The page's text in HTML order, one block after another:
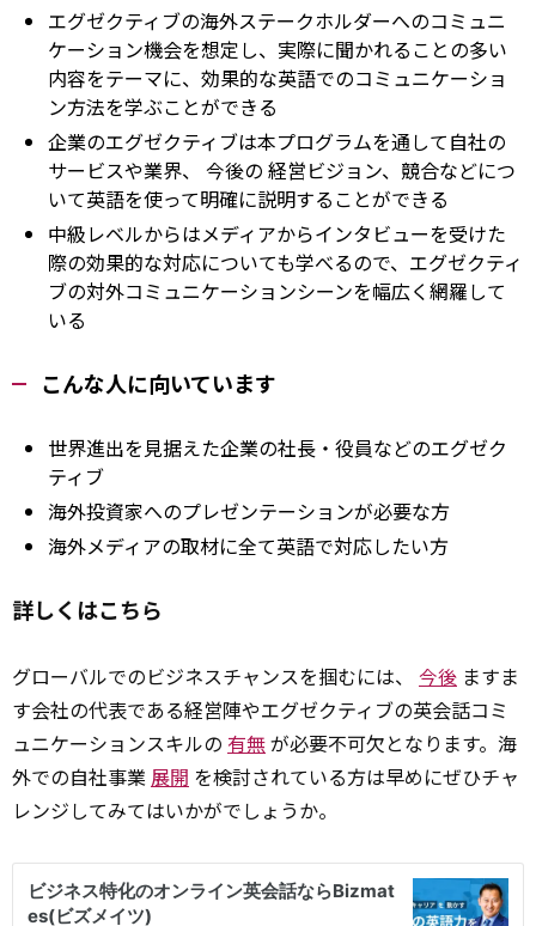
エグゼクティブの海外ステークホルダーへのコミュニ
ケーション機会を想定し、実際に聞かれることの多い
内容をテーマに、効果的な英語でのコミュニケーショ
ン方法を学ぶことができる
企業のエグゼクティブは本プログラムを通して自社の
サービスや業界、 今後の 経営ビジョン、競合などにつ
いて英語を使って明確に説明することができる
中級レベルからはメディアからインタビューを受けた
際の効果的な対応についても学べるので、エグゼクティ
ブの対外コミュニケーションシーンを幅広く網羅して
いる
こんな人に向いています
世界進出を見据えた企業の社長・役員などのエグゼク
ティブ
海外投資家へのプレゼンテーションが必要な方
海外メディアの取材に全て英語で対応したい方
詳しくはこちら
グローバルでのビジネスチャンスを掴むには、 今後 ますま
す会社の代表である経営陣やエグゼクティブの英会話コミ
ュニケーションスキルの 有無が必要不可欠となります。海
外での自社事業 展開 を検討されている方は早めにぜひチャ
レンジしてみてはいかがでしょうか。